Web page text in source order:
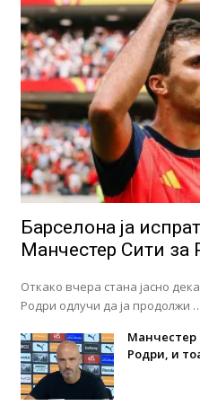
Барселона ја
Манчестер Сити за
Откако вчера стана јасно
Родри одлучи да ја продолжи
Манчестер
Родри, и